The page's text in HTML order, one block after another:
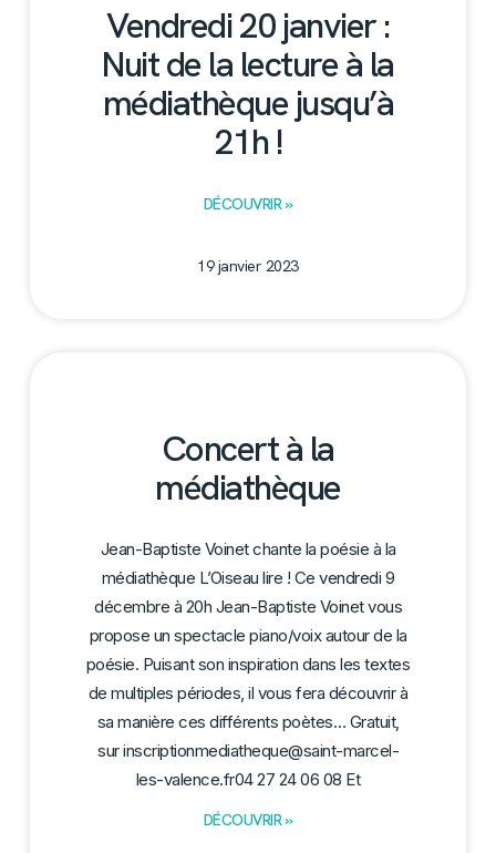
Vendredi 20 janvier :
Nuit de la lecture à la
médiathèque jusqu’à
21h !
DÉCOUVRIR »
19 janvier 2023
Concert à la
médiathèque
Jean-Baptiste Voinet chante la poésie à la
médiathèque L’Oiseau lire ! Ce vendredi 9
décembre à 20h Jean-Baptiste Voinet vous
propose un spectacle piano/voix autour de la
poésie. Puisant son inspiration dans les textes
de multiples périodes, il vous fera découvrir à
sa manière ces différents poètes… Gratuit,
sur inscriptionmediatheque@saint-marcel-
les-valence.fr04 27 24 06 08 Et
DÉCOUVRIR »